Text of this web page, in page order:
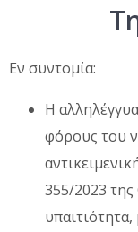
Εν συντομία:
Η
φόρους του
355/2023